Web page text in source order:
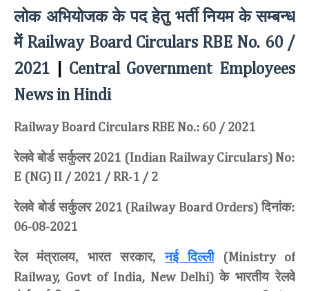
लोक अभियोजक के पद हेतु भर्ती नियम के सम्बन्ध
में Railway Board Circulars RBE No. 60 /
2021
Central Government Employees
News in Hindi
Railway Board Circulars RBE No.: 60 / 2021
रेलवे बोर्ड सर्कुलर2021 (Indian Railway Circulars) No:
E (NG) II / 2021 / RR-1 / 2
रेलवे बोर्ड सर्कुलर2021 (Railway Board Orders)दिनांक:
06-08-2021
रेल मंत्रालय, भारत सरकार,नई दिल्ली
(Ministry of
Railway, Govt of India, New Delhi)के भारतीय रेलवे